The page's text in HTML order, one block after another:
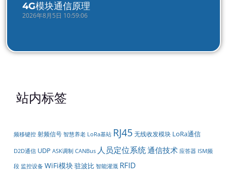
4G模块通信原理
2026年8月5日 10:59:06
站内标签
频移键控 射频信号 智慧养老 LoRa基站 RJ45 无线收发模块 LoRa通信
D2D通信 UDP ASK调制 CANBus 人员定位系统通信技术 应答器 ISM频
段 监控设备 WiFi模块驻波比 智能灌溉 RFID